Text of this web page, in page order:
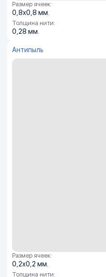
Размер ячеек:
0,8х0,8 мм.
Толщина нити:
0,28 мм.
Антипыль
Размер ячеек:
0,2х0,2 мм.
Толщина нити: